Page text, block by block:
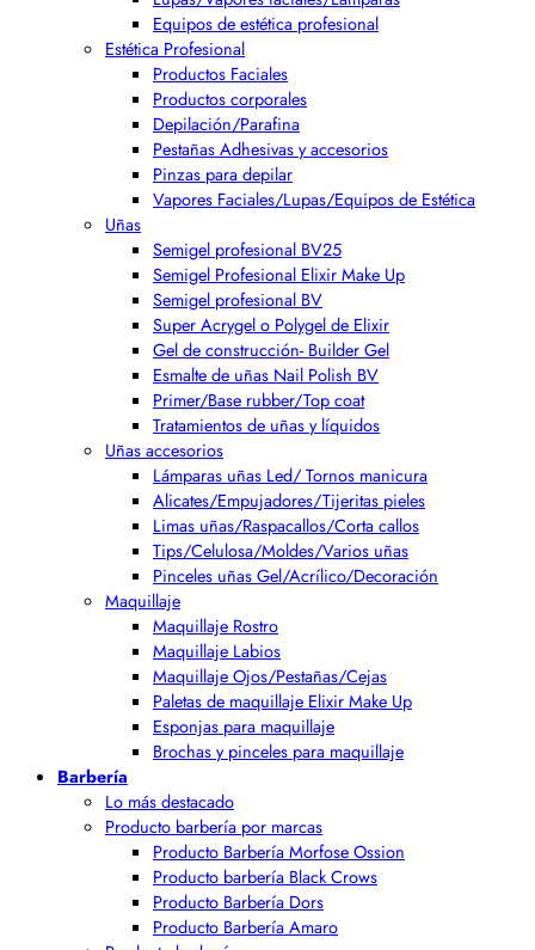
Equipos de estética profesional
Estética Profesional
Productos Faciales
Productos corporales
Depilación/Parafina
Pestañas Adhesivas y accesorios
Pinzas para depilar
Vapores Faciales/Lupas/Equipos de Estética
Uñas
Semigel profesional BV25
Semigel Profesional Elixir Make Up
Semigel profesional BV
Super Acrygel o Polygel de Elixir
Gel de construcción- Builder Gel
Esmalte de uñas Nail Polish BV
Primer/Base rubber/Top coat
Tratamientos de uñas y líquidos
Uñas accesorios
Lámparas uñas Led/ Tornos manicura
Alicates/Empujadores/Tijeritas pieles
Limas uñas/Raspacallos/Corta callos
Tips/Celulosa/Moldes/Varios uñas
Pinceles uñas Gel/Acrílico/Decoración
Maquillaje
Maquillaje Rostro
Maquillaje Labios
Maquillaje Ojos/Pestañas/Cejas
Paletas de maquillaje Elixir Make Up
Esponjas para maquillaje
Brochas y pinceles para maquillaje
Barbería
Lo más destacado
Producto barbería por marcas
Producto Barbería Morfose Ossion
Producto barbería Black Crows
Producto Barbería Dors
Producto Barbería Amaro